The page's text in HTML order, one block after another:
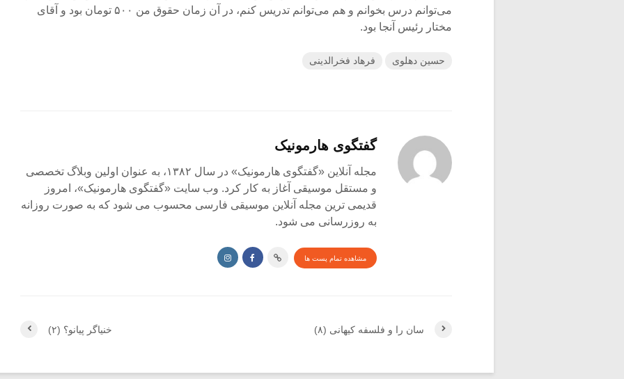
می‌توانم درس بخوانم و هم می‌توانم تدریس کنم، در آن زمان حقوق من ۵۰۰ تومان بود و آقای
مختار رئیس آنجا بود.
حسین دهلوی فرهاد فخرالدینی
گفتگوی هارمونیک
مجله آنلاین «گفتگوی هارمونیک» در سال ۱۳۸۲، به عنوان اولین وبلاگ تخصصی
و مستقل موسیقی آغاز به کار کرد. وب سایت «گفتگوی هارمونیک»، امروز
قدیمی ترین مجله آنلاین موسیقی فارسی محسوب می شود که به صورت روزانه
به روزرسانی می شود.
مشاهده تمام پست ها
خنیاگر پیانو؟ (۲) سان را و فلسفه کیهانی (۸)